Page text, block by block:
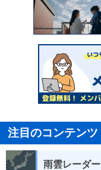
注目のコンテンツ
雨雲レーダー